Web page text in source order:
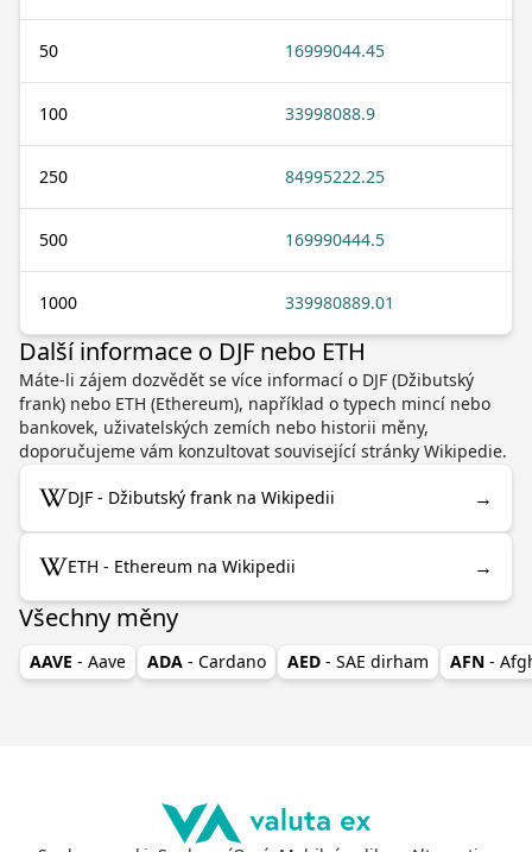
50 16999044.45
100 33998088.9
250 84995222.25
500 169990444.5
1000 339980889.01
Další informace o DJF nebo ETH
Máte-li zájem dozvědět se více informací o DJF (Džibutský
frank) nebo ETH (Ethereum), například o typech mincí nebo
bankovek, uživatelských zemích nebo historii měny,
doporučujeme vám konzultovat související stránky Wikipedie.
DJF - Džibutský frank na Wikipedii →
ETH - Ethereum na Wikipedii →
Všechny měny
AAVE - Aave ADA - Cardano AED - SAE dirham AFN -